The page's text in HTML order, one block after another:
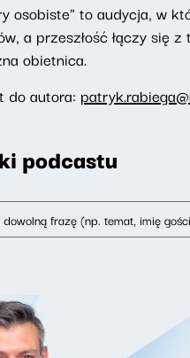
osobiste" to audycja, w
a przeszłość łączy się
obietnica.
do autora:
podcastu